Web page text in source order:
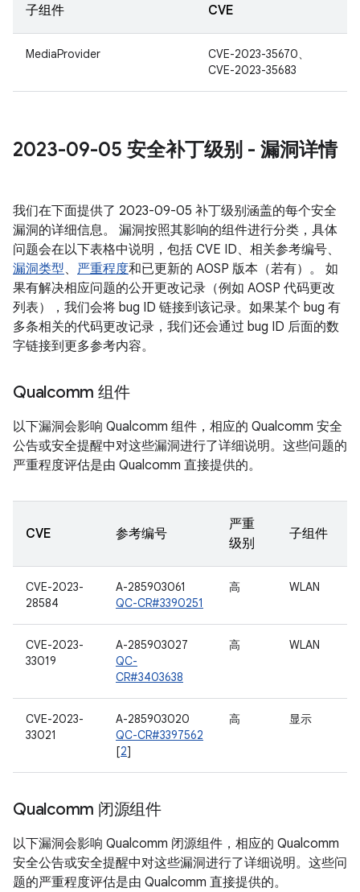
子组件 CVE
MediaProvider
CVE-2023-35670、
CVE-2023-35683
2023-09-05 安全补丁级别 - 漏洞详情
我们在下面提供了 2023-09-05 补丁级别涵盖的每个安全
漏洞的详细信息。 漏洞按照其影响的组件进行分类，具体
问题会在以下表格中说明，包括 CVE ID、相关参考编号、
漏洞类型、 严重程度和已更新的 AOSP 版本（若有）。 如
果有解决相应问题的公开更改记录（例如 AOSP 代码更改
列表），我们会将 bug ID 链接到该记录。如果某个 bug 有
多条相关的代码更改记录，我们还会通过 bug ID 后面的数
字链接到更多参考内容。
Qualcomm 组件
以下漏洞会影响 Qualcomm 组件，相应的 Qualcomm 安全
公告或安全提醒中对这些漏洞进行了详细说明。这些问题的
严重程度评估是由 Qualcomm 直接提供的。
CVE 参考编号
严重
级别
子组件
CVE-2023-
28584
A-285903061
QC-CR#3390251
高 WLAN
CVE-2023-
33019
A-285903027
QC-
CR#3403638
高 WLAN
CVE-2023-
33021
A-285903020
QC-CR#3397562
[2]
高 显示
Qualcomm 闭源组件
以下漏洞会影响 Qualcomm 闭源组件，相应的 Qualcomm
安全公告或安全提醒中对这些漏洞进行了详细说明。这些问
题的严重程度评估是由 Qualcomm 直接提供的。